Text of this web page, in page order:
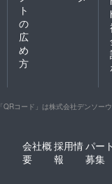
ト
の
広
め
方
「QRコード」は株式会社デンソー
会社概
要
採用情
報
パー
募集